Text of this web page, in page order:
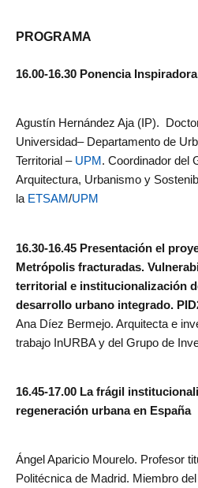
PROGRAMA
16.00-16.30 Ponencia Inspiradora
Agustín Hernández Aja (IP).
Universidad– Departamento de
Territorial – UPM. Coordinador del
Arquitectura, Urbanismo y
la ETSAM/UPM
16.30-16.45 Presentación el
Metrópolis fracturadas.
territorial e institucionalización
desarrollo urbano integrado.
Ana Díez Bermejo. Arquitecta e
trabajo InURBA y del Grupo de
16.45-17.00 La frágil
regeneración urbana en España
Ángel Aparicio Mourelo. Profesor
Politécnica de Madrid. Miembro